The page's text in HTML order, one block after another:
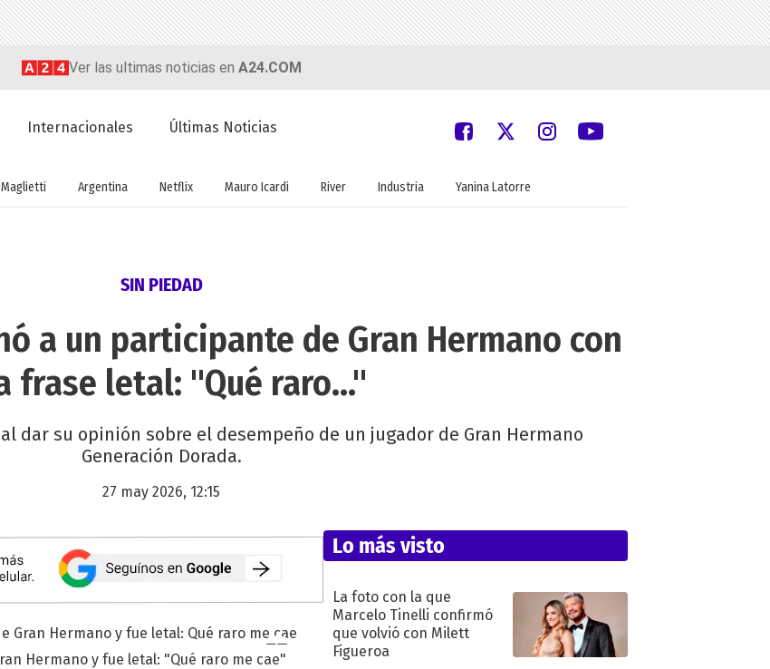
Ver las ultimas noticias en A24.COM
Internacionales Últimas Noticias
Argentina Netflix Mauro Icardi River Industria Yanina Latorre
SIN PIEDAD
a un participante de Gran Hermano con
frase letal: "Qué raro..."
dar su opinión sobre el desempeño de un jugador de Gran Hermano
Generación Dorada.
27 may 2026, 12:15
Hermano y fue letal: "Qué raro me cae"
Lo más visto
La foto con la que
Marcelo Tinelli confirmó
que volvió con Milett
Figueroa